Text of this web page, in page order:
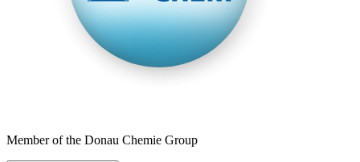
Member of the Donau Chemie Group